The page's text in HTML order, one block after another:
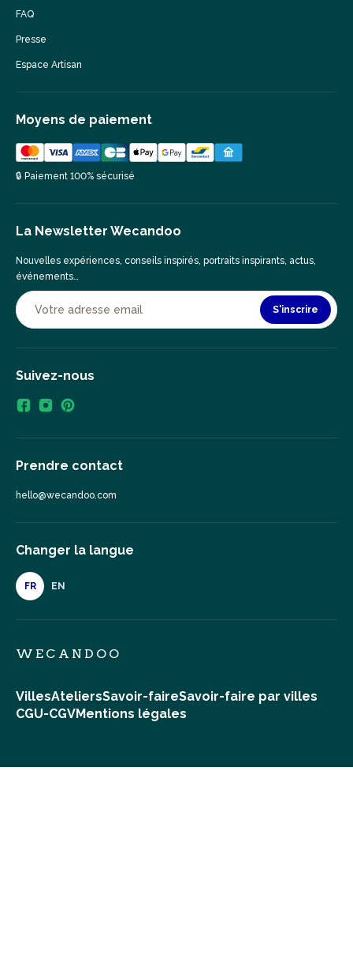
FAQ
Presse
Espace Artisan
Moyens de paiement
🔒 Paiement 100% sécurisé
La Newsletter Wecandoo
Nouvelles expériences, conseils inspirés, portraits inspirants, actus,
événements…
S'inscrire
Suivez-nous
Prendre contact
hello@wecandoo.com
Changer la langue
FR EN
WECANDOO
VillesAteliersSavoir-faireSavoir-faire par villes
CGU-CGVMentions légales